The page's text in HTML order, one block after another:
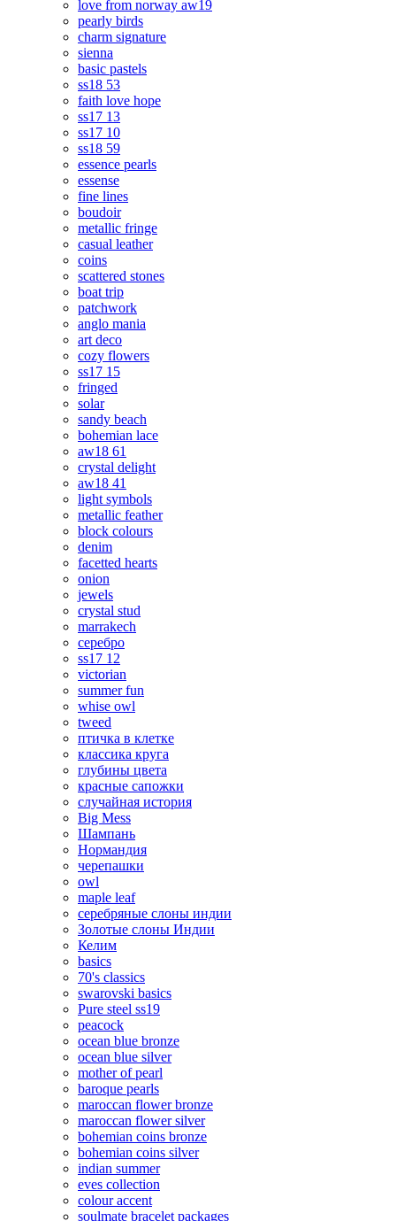
love from norway aw19
pearly birds
charm signature
sienna
basic pastels
ss18 53
faith love hope
ss17 13
ss17 10
ss18 59
essence pearls
essense
fine lines
boudoir
metallic fringe
casual leather
coins
scattered stones
boat trip
patchwork
anglo mania
art deco
cozy flowers
ss17 15
fringed
solar
sandy beach
bohemian lace
aw18 61
crystal delight
aw18 41
light symbols
metallic feather
block colours
denim
facetted hearts
onion
jewels
crystal stud
marrakech
серебро
ss17 12
victorian
summer fun
whise owl
tweed
птичка в клетке
классика круга
глубины цвета
красные сапожки
случайная история
Big Mess
Шампань
Нормандия
черепашки
owl
maple leaf
серебряные слоны индии
Золотые слоны Индии
Келим
basics
70's classics
swarovski basics
Pure steel ss19
peacock
ocean blue bronze
ocean blue silver
mother of pearl
baroque pearls
maroccan flower bronze
maroccan flower silver
bohemian coins bronze
bohemian coins silver
indian summer
eves collection
colour accent
soulmate bracelet packages